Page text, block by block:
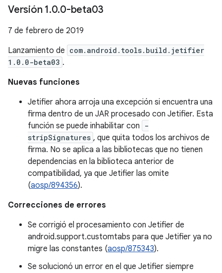
Versión 1.0.0-beta03
7 de febrero de 2019
Lanzamiento de com.android.tools.build.jetifier
1.0.0-beta03 .
Nuevas funciones
Jetifier ahora arroja una excepción si encuentra una
firma dentro de un JAR procesado con Jetifier. Esta
función se puede inhabilitar con
-
stripSignatures , que quita todos los archivos de
firma. No se aplica a las bibliotecas que no tienen
dependencias en la biblioteca anterior de
compatibilidad, ya que Jetifier las omite
(aosp/894356).
Correcciones de errores
Se corrigió el procesamiento con Jetifier de
android.support.customtabs para que Jetifier ya no
migre las constantes (aosp/875343).
Se solucionó un error en el que Jetifier siempre